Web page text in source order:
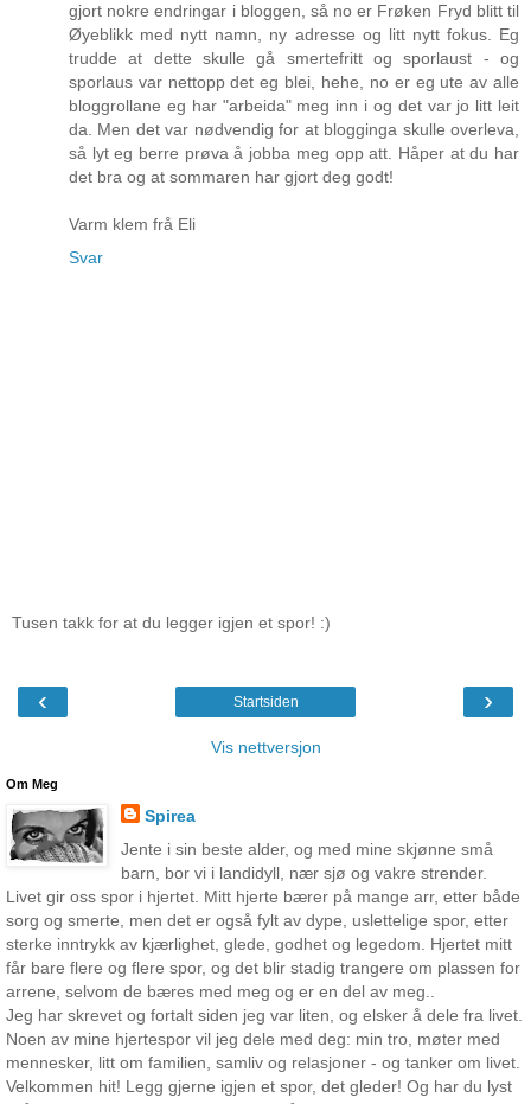
gjort nokre endringar i bloggen, så no er Frøken Fryd blitt til
Øyeblikk med nytt namn, ny adresse og litt nytt fokus. Eg
trudde at dette skulle gå smertefritt og sporlaust - og
sporlaus var nettopp det eg blei, hehe, no er eg ute av alle
bloggrollane eg har "arbeida" meg inn i og det var jo litt leit
da. Men det var nødvendig for at blogginga skulle overleva,
så lyt eg berre prøva å jobba meg opp att. Håper at du har
det bra og at sommaren har gjort deg godt!
Varm klem frå Eli
Svar
Tusen takk for at du legger igjen et spor! :)
‹ ›
Startsiden
Vis nettversjon
Om Meg
Spirea
Jente i sin beste alder, og med mine skjønne små
barn, bor vi i landidyll, nær sjø og vakre strender.
Livet gir oss spor i hjertet. Mitt hjerte bærer på mange arr, etter både
sorg og smerte, men det er også fylt av dype, uslettelige spor, etter
sterke inntrykk av kjærlighet, glede, godhet og legedom. Hjertet mitt
får bare flere og flere spor, og det blir stadig trangere om plassen for
arrene, selvom de bæres med meg og er en del av meg..
Jeg har skrevet og fortalt siden jeg var liten, og elsker å dele fra livet.
Noen av mine hjertespor vil jeg dele med deg: min tro, møter med
mennesker, litt om familien, samliv og relasjoner - og tanker om livet.
Velkommen hit! Legg gjerne igjen et spor, det gleder! Og har du lyst